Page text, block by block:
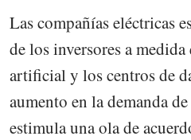
Las compañías eléctricas
de los inversores a
artificial y los centros de
aumento en la demanda
estimula una ola de